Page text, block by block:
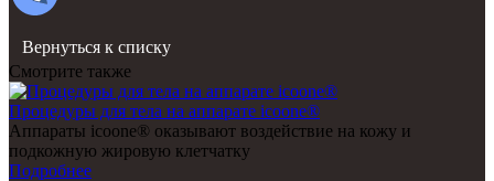
Вернуться к списку
Смотрите также
Процедуры для тела на аппарате icoone®
Аппараты icoone® оказывают воздействие на кожу и
подкожную жировую клетчатку
Подробнее